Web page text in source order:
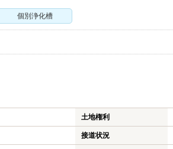
個別浄化槽
土地権利
接道状況